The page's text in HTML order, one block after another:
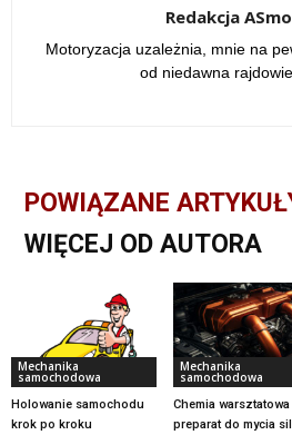
Redakcja
Motoryzacja uzależnia, mnie na
od niedawna
POWIĄZANE
WIĘCEJ OD AUTORA
Mechanika
samochodowa
Holowanie samochodu
krok po kroku
Mechanika
samochodowa
Chemia warsztatowa
preparat do mycia